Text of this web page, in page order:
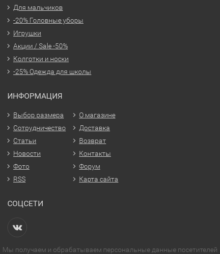
Для мальчиков
-20% Головные уборы
Игрушки
Акции / Sale -50%
Колготки и носки
-25% Одежда для школы
ИНФОРМАЦИЯ
Выбор размера
Сотрудничество
Статьи
Новости
Фото
RSS
О магазине
Доставка
Возврат
Контакты
Форум
Карта сайта
СОЦСЕТИ
Мы получаем и обрабатываем персональные данные посетителей